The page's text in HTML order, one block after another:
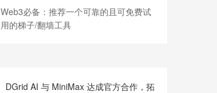
Web3必备：推荐一个可靠的且可免费试
用的梯子/翻墙工具
DGrid AI 与 MiniMax 达成官方合作，拓